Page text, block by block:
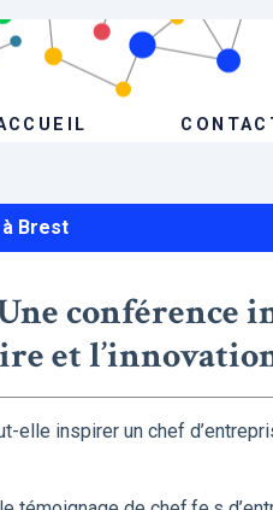
Brest
conférence
et
elle inspirer un chef